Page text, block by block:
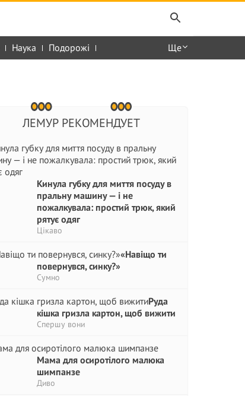
Наука Подорожі Ще
ЛЕМУР РЕКОМЕНДУЕТ
Кинула губку для миття посуду в
пральну машину — і не
пожалкувала: простий трюк, який
рятує одяг
Цікаво
«Навіщо ти
повернувся, синку?»
Сумно
Руда
кішка гризла картон, щоб вижити
Спершу вони
Мама для осиротілого малюка
шимпанзе
Диво